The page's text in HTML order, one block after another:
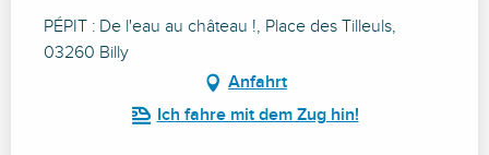
PÉPIT : De l'eau au château !, Place des Tilleuls,
03260 Billy
Anfahrt
Ich fahre mit dem Zug hin!